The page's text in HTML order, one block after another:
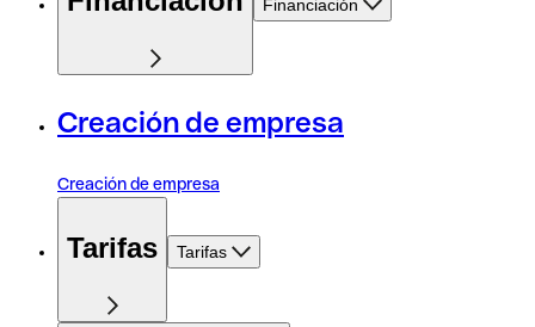
Financiación
Creación de empresa
Creación de empresa
Tarifas Tarifas